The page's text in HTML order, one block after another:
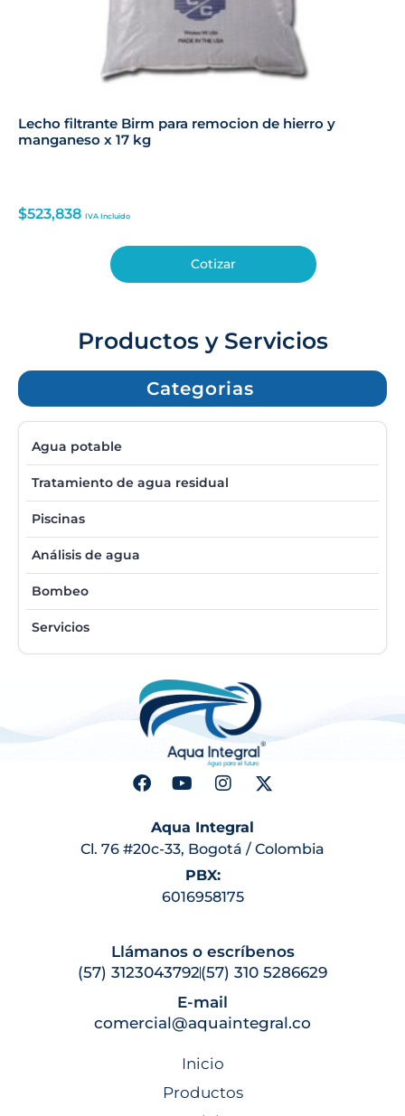
Lecho filtrante Birm para remocion de hierro y
manganeso x 17 kg
$523,838 IVA Incluido
Cotizar
Productos y Servicios
Categorias
Agua potable
Tratamiento de agua residual
Piscinas
Análisis de agua
Bombeo
Servicios
Aqua Integral
Cl. 76 #20c-33, Bogotá / Colombia
PBX:
6016958175
Llámanos o escríbenos
(57) 3123043792(57) 310 5286629
E-mail
comercial@aquaintegral.co
Inicio
Productos